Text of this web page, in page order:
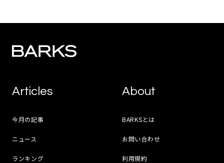
Articles
今月の記事
ニュース
ランキング
About
BARKSとは
お問い合わせ
利用規約